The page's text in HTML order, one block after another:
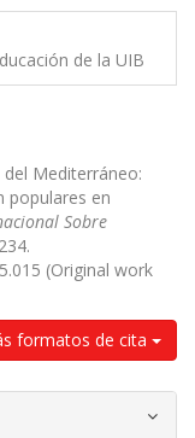
de la UIB
del Mediterráneo:
populares en
Sobre
(Original work
formatos de cita